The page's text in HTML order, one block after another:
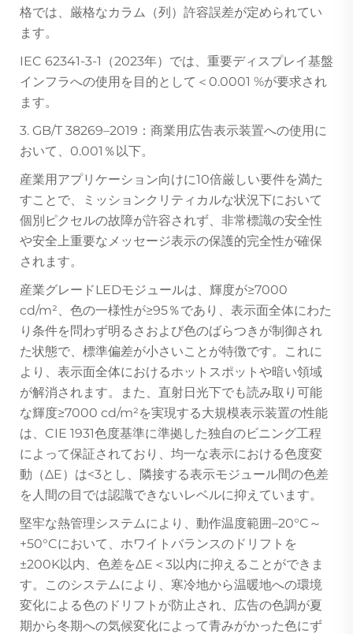
格では、厳格なカラム（列）許容誤差が定められてい
ます。
IEC 62341-3-1（2023年）では、重要ディスプレイ基盤
インフラへの使用を目的として＜0.0001 %が要求され
ます。
3. GB/T 38269–2019：商業用広告表示装置への使用に
おいて、0.001％以下。
産業用アプリケーション向けに10倍厳しい要件を満た
すことで、ミッションクリティカルな状況下において
個別ピクセルの故障が許容されず、非常標識の安全性
や安全上重要なメッセージ表示の保護的完全性が確保
されます。
産業グレードLEDモジュールは、輝度が≥7000
cd/m²、色の一様性が≥95％であり、表示面全体にわた
り条件を問わず明るさおよび色のばらつきが制御され
た状態で、標準偏差が小さいことが特徴です。これに
より、表示面全体におけるホットスポットや暗い領域
が解消されます。また、直射日光下でも読み取り可能
な輝度≥7000 cd/m²を実現する大規模表示装置の性能
は、CIE 1931色度基準に準拠した独自のビニング工程
によって保証されており、均一な表示における色度変
動（ΔE）は<3とし、隣接する表示モジュール間の色差
を人間の目では認識できないレベルに抑えています。
堅牢な熱管理システムにより、動作温度範囲–20°C～
+50°Cにおいて、ホワイトバランスのドリフトを
±200K以内、色差をΔE＜3以内に抑えることができま
す。このシステムにより、寒冷地から温暖地への環境
変化による色のドリフトが防止され、広告の色調が夏
期から冬期への気候変化によって青みがかった色にず